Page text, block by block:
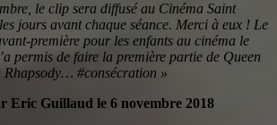
le clip sera diffusé au Cinéma Saint
jours avant chaque séance. Merci à eux ! Le
première pour les enfants au cinéma le
permis de faire la première partie de Queen
#consécration »
Eric Guillaud le 6 novembre 2018